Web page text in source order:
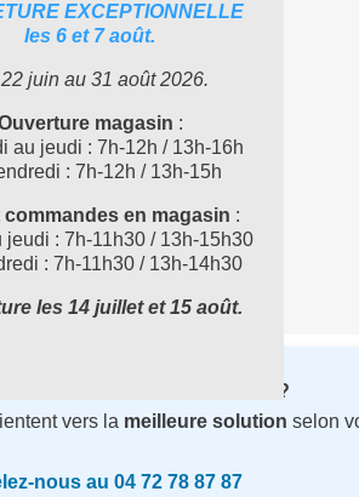
conseil avant de commander ?
vers la meilleure solution selon
nous au 04 72 78 87 87
EXCEPTIONNELLE
les 6 et 7 août.
juin au 31 août 2026.
magasin :
au jeudi : 7h-12h / 13h-16h
: 7h-12h / 13h-15h
commandes en magasin :
jeudi : 7h-11h30 / 13h-15h30
: 7h-11h30 / 13h-14h30
les 14 juillet et 15 août.